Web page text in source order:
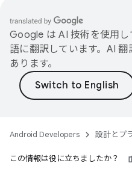
Google は AI 技術を使用
語に翻訳しています。AI
あります。
Android Developers 設計とプ
この情報は役に立ちましたか？